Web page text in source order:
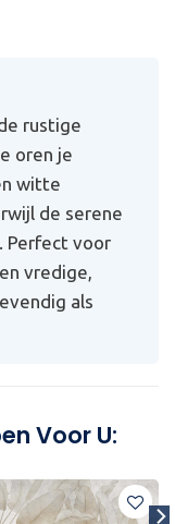
rustige
oren je
witte
de serene
Perfect voor
vredige,
als
Voor U: